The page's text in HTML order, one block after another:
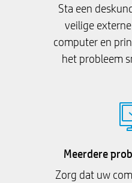
Sta een
veilige
computer en
het probleem
Meerdere
Zorg dat uw